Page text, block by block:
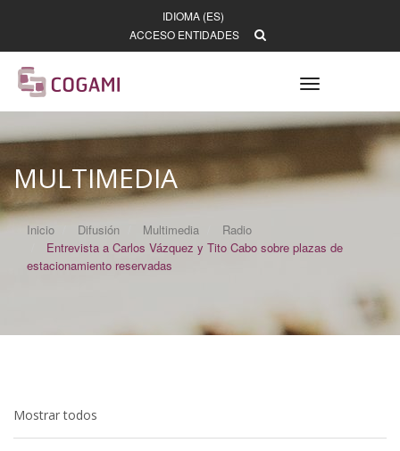
IDIOMA (ES)
ACCESO ENTIDADES
Toggle
navigation
MULTIMEDIA
Inicio Difusión Multimedia
Radio
Entrevista a Carlos Vázquez y Tito Cabo sobre plazas de
estacionamiento reservadas
Mostrar todos